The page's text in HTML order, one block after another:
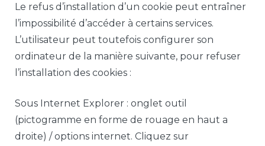
Le refus d’installation d’un cookie peut entraîner
l’impossibilité d’accéder à certains services.
L’utilisateur peut toutefois configurer son
ordinateur de la manière suivante, pour refuser
l’installation des cookies :
Sous Internet Explorer : onglet outil
(pictogramme en forme de rouage en haut a
droite) / options internet. Cliquez sur